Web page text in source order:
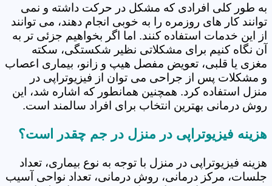
به طور کلی افرادی که مشکل در حرکت داشته و نمی
توانند کار های روزمره را به خوبی انجام دهند، می توانند
از این خدمات استفاده کنند. اما اگر بخواهیم جزئی تر به
آن نگاه کنیم برای مشکلاتی نظیر شکستگی، سکته
مغزی یا قلبی، تعویض مفصل هیپ و زانو، بیماری اعصاب
و مشکلات پس از جراحی می توان از فیزیوتراپی در
منزل استفاده کرد. همچنین همانطور که اشاره شد، این
روش درمانی بهترین انتخاب برای افراد سالمند است.
هزینه فیزیوتراپی در منزل در جم چقدر است؟
هزینه فیزیوتراپی در منزل با توجه به نوع بیماری، تعداد
جلسات، مرکز درمانی، روش درمانی، تعداد نواحی آسیب